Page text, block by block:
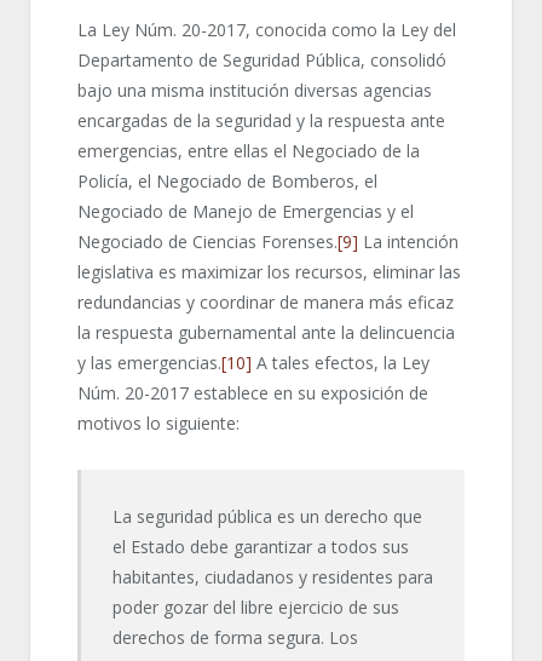
La Ley Núm. 20-2017, conocida como la Ley del
Departamento de Seguridad Pública, consolidó
bajo una misma institución diversas agencias
encargadas de la seguridad y la respuesta ante
emergencias, entre ellas el Negociado de la
Policía, el Negociado de Bomberos, el
Negociado de Manejo de Emergencias y el
Negociado de Ciencias Forenses.[9] La intención
legislativa es maximizar los recursos, eliminar las
redundancias y coordinar de manera más eficaz
la respuesta gubernamental ante la delincuencia
y las emergencias.[10] A tales efectos, la Ley
Núm. 20-2017 establece en su exposición de
motivos lo siguiente:
La seguridad pública es un derecho que
el Estado debe garantizar a todos sus
habitantes, ciudadanos y residentes para
poder gozar del libre ejercicio de sus
derechos de forma segura. Los